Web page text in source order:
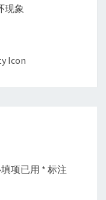
现象
Icon
项已用 * 标注